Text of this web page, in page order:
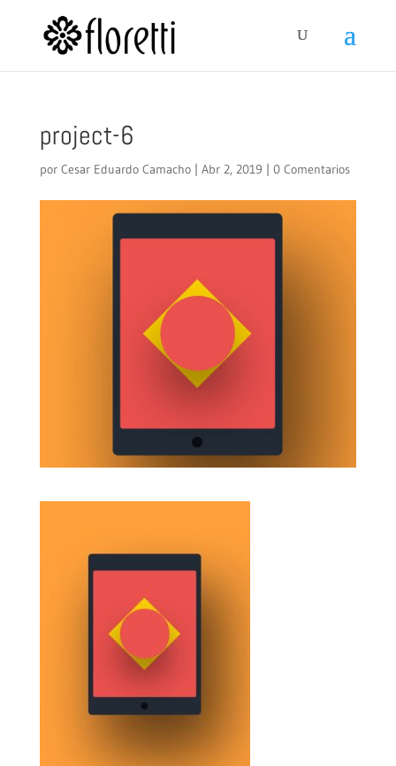
project-6
por Cesar Eduardo Camacho| Abr 2, 2019 | 0 Comentarios